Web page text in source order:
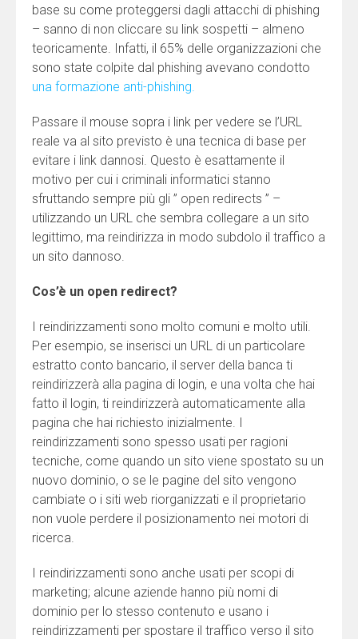
base su come proteggersi dagli attacchi di phishing
– sanno di non cliccare su link sospetti – almeno
teoricamente. Infatti, il 65% delle organizzazioni che
sono state colpite dal phishing avevano condotto
una formazione anti-phishing.
Passare il mouse sopra i link per vedere se l’URL
reale va al sito previsto è una tecnica di base per
evitare i link dannosi. Questo è esattamente il
motivo per cui i criminali informatici stanno
sfruttando sempre più gli ” open redirects ” –
utilizzando un URL che sembra collegare a un sito
legittimo, ma reindirizza in modo subdolo il traffico a
un sito dannoso.
Cos’è un open redirect?
I reindirizzamenti sono molto comuni e molto utili.
Per esempio, se inserisci un URL di un particolare
estratto conto bancario, il server della banca ti
reindirizzerà alla pagina di login, e una volta che hai
fatto il login, ti reindirizzerà automaticamente alla
pagina che hai richiesto inizialmente. I
reindirizzamenti sono spesso usati per ragioni
tecniche, come quando un sito viene spostato su un
nuovo dominio, o se le pagine del sito vengono
cambiate o i siti web riorganizzati e il proprietario
non vuole perdere il posizionamento nei motori di
ricerca.
I reindirizzamenti sono anche usati per scopi di
marketing; alcune aziende hanno più nomi di
dominio per lo stesso contenuto e usano i
reindirizzamenti per spostare il traffico verso il sito